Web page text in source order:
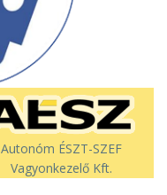
Autonóm ÉSZT-SZEF
Vagyonkezelő Kft.